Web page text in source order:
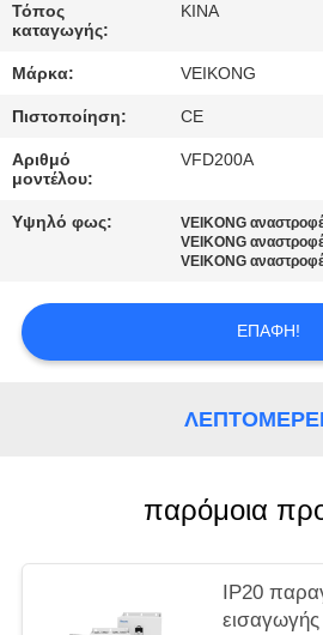
ΖΗΤΉΣΤΕ
ΈΝΑ
ΑΠΌΣΠΑΣΜΑ
ΙΣΤΌΤΟΠΟΥ
ΠΟΛΙΤΙΚΉ
ΜΥΣΤΙΚΌΤΗΤΑΣ
Τόπος
καταγωγής:
ΚΙΝΑ
Μάρκα: VEIKONG
Πιστοποίηση: CE
Αριθμό
μοντέλου:
VFD200A
Υψηλό φως: VEIKONG
VEIKONG
VEIKONG
ΕΠΑΦΉ!
παρόμοια
IP20